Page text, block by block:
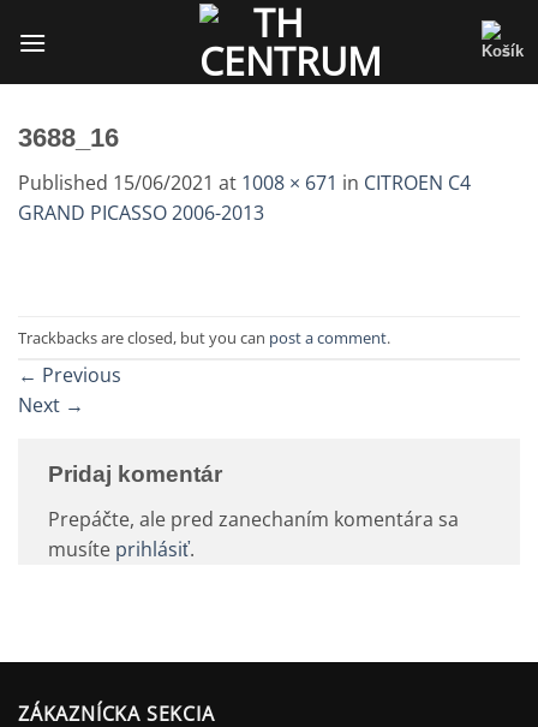
3688_16
Published 15/06/2021 at 1008 × 671 in CITROEN C4
GRAND PICASSO 2006-2013
Trackbacks are closed, but you can post a comment.
← Previous
Next →
Pridaj komentár
Prepáčte, ale pred zanechaním komentára sa
musíte prihlásiť.
ZÁKAZNÍCKA SEKCIA